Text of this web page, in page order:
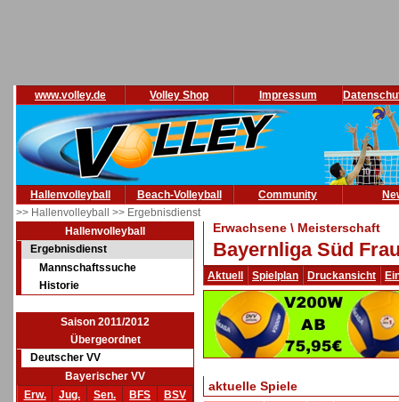
www.volley.de Volley Shop Impressum
Hallenvolleyball Beach-Volleyball Community
>> Hallenvolleyball >> Ergebnisdienst
Hallenvolleyball
Ergebnisdienst
Mannschaftssuche
Historie
Saison 2011/2012
Übergeordnet
Deutscher VV
Bayerischer VV
Erw.
Jug. Sen. BFS
BSV
Erwachsene \ Meisterschaft
Bayernliga Süd
Aktuell Spielplan Druckansicht
aktuelle Spiele